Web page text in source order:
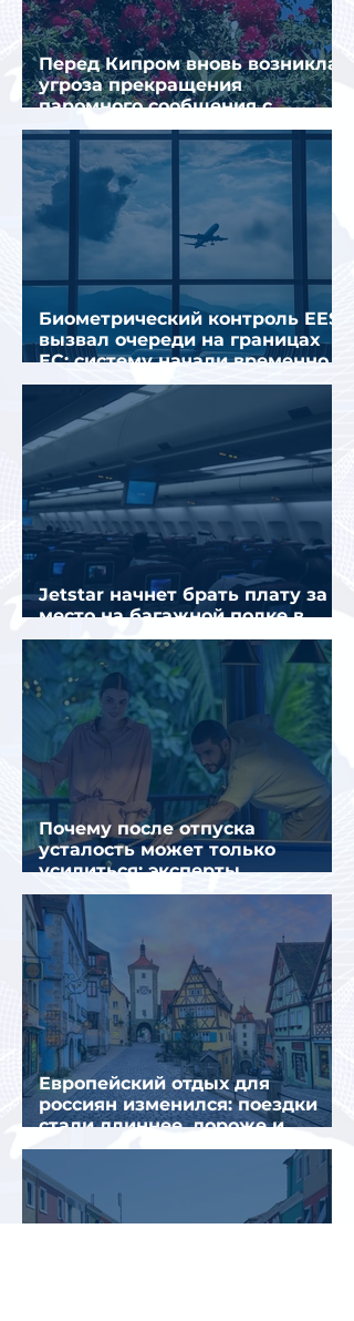
Перед Кипром вновь возникла
угроза прекращения
паромного сообщения с
Грецией
Биометрический контроль EES
вызвал очереди на границах
ЕС: систему начали временно
отключать
Jetstar начнет брать плату за
место на багажной полке в
салоне самолета
Почему после отпуска
усталость может только
усилиться: эксперты
объяснили причины
Европейский отдых для
россиян изменился: поездки
стали длиннее, дороже и
сложнее